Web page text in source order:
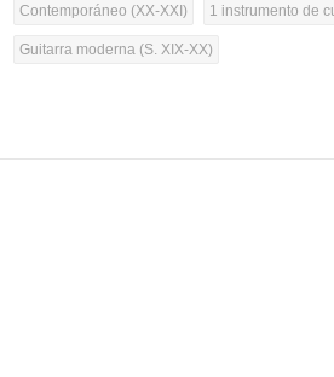
Contemporáneo (XX-XXI) 1 instrumento de
Guitarra moderna (S. XIX-XX)